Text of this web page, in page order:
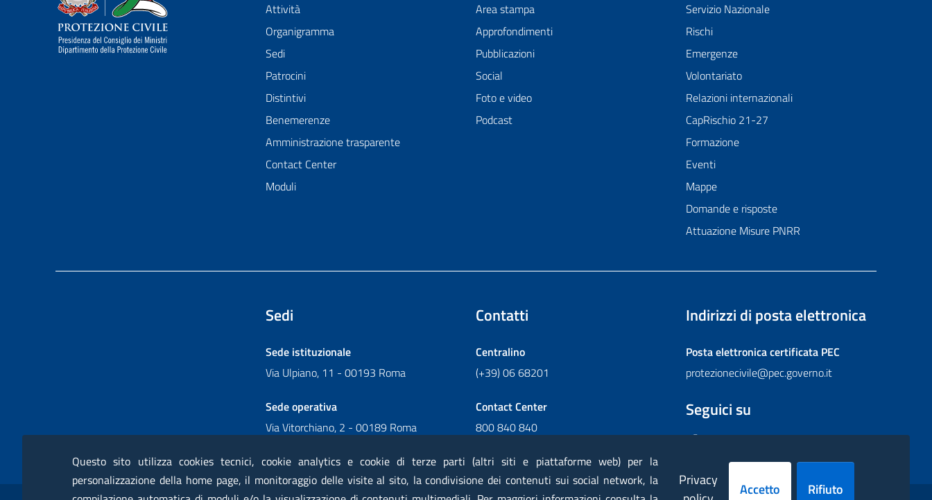
Attività
Organigramma
Sedi
Patrocini
Distintivi
Benemerenze
Amministrazione trasparente
Contact Center
Moduli
Area stampa
Approfondimenti
Pubblicazioni
Social
Foto e video
Podcast
Servizio Nazionale
Rischi
Emergenze
Volontariato
Relazioni internazionali
CapRischio 21-27
Formazione
Eventi
Mappe
Domande e risposte
Attuazione Misure PNRR
Sedi
Sede istituzionale
Via Ulpiano, 11 - 00193 Roma
Sede operativa
Via Vitorchiano, 2 - 00189 Roma
Contatti
Centralino
(+39) 06 68201
Contact Center
800 840 840
Indirizzi di posta elettronica
Posta elettronica certificataPEC
protezionecivile@pec.governo.it
Seguici su
FacebookInstagram
TwitterYouTubeFlickr
Sezione Link Utili
Questo sito utilizza cookies tecnici, cookie analytics e cookie di terze parti (altri siti e piattaforme web) per la
personalizzazione della home page, il monitoraggio delle visite al sito, la condivisione dei contenuti sui social network, la
Privacy
Accetto Rifiuto